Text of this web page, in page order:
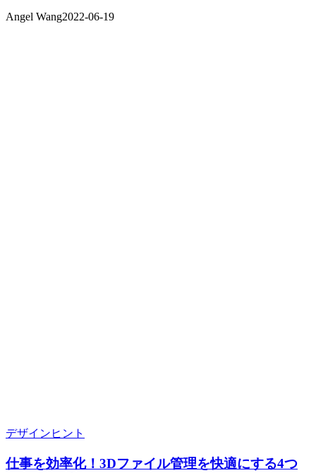
Angel Wang2022-06-19
デザインヒント
仕事を効率化！3Dファイル管理を快適にする4つ